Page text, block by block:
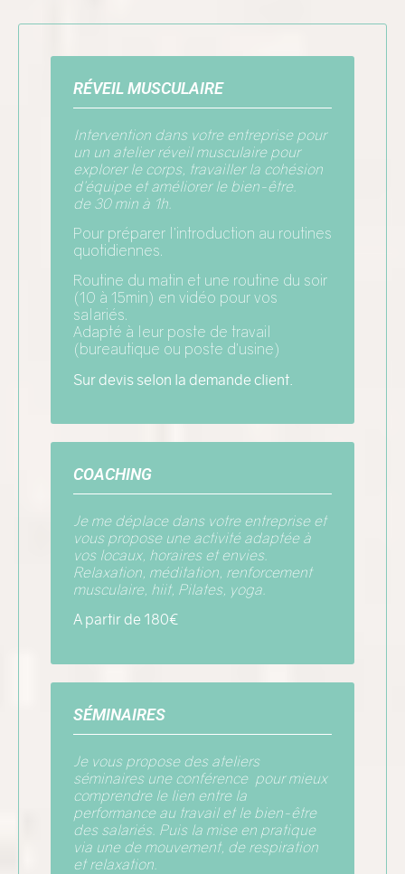
RÉVEIL MUSCULAIRE
Intervention dans votre entreprise pour
un un atelier réveil musculaire pour
explorer le corps, travailler la cohésion
d’équipe et améliorer le bien-être.
de 30 min à 1h.
Pour préparer l’introduction au routines
quotidiennes.
Routine du matin et une routine du soir
(10 à 15min) en vidéo pour vos
salariés.
Adapté à leur poste de travail
(bureautique ou poste d’usine)
Sur devis selon la demande client.
COACHING
Je me déplace dans votre entreprise et
vous propose une activité adaptée à
vos locaux, horaires et envies.
Relaxation, méditation, renforcement
musculaire, hiit, Pilates, yoga.
A partir de 180€
SÉMINAIRES
Je vous propose des ateliers
séminaires une conférence pour mieux
comprendre le lien entre la
performance au travail et le bien-être
des salariés. Puis la mise en pratique
via une de mouvement, de respiration
et relaxation.